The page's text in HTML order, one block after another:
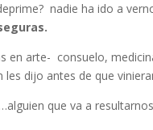
nadie ha ido a
en arte- consuelo,
les dijo antes de que
que va a